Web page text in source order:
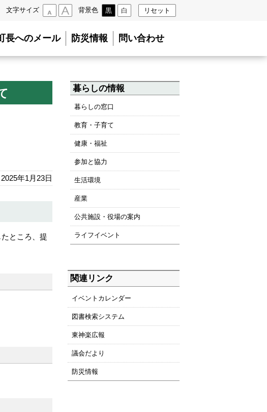
文字サイズ
背景色 黒 白 リセット
長へのメール 防災情報 問い合わせ
2025年1月23日
ところ、提
暮らしの情報
暮らしの窓口
教育・子育て
健康・福祉
参加と協力
生活環境
産業
公共施設・役場の案内
ライフイベント
関連リンク
イベントカレンダー
図書検索システム
東神楽広報
議会だより
防災情報